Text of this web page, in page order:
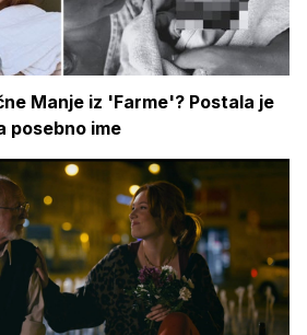
Manje iz 'Farme'? Postala je
posebno ime